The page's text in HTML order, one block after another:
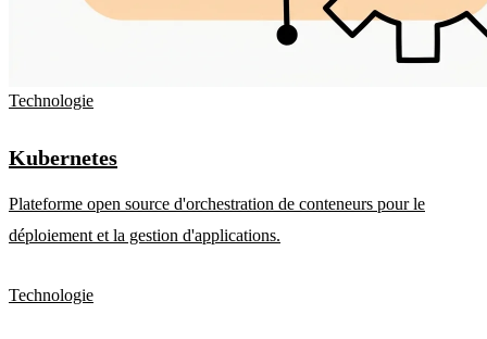
Technologie
Kubernetes
Plateforme open source d'orchestration de conteneurs pour le
déploiement et la gestion d'applications.
Technologie